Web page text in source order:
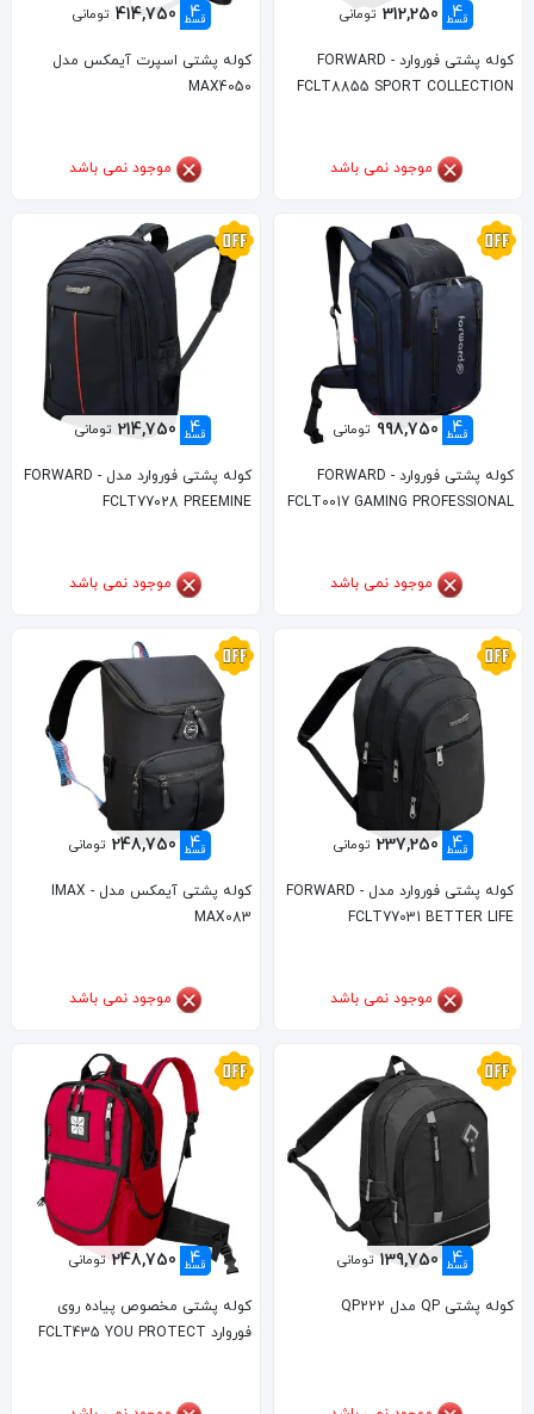
4
قسط 312,250 تومانی
کوله پشتی فوروارد FORWARD -
FCLT8855 SPORT COLLECTION
موجود نمی باشد
4
قسط 414,750 تومانی
کوله پشتی اسپرت آیمکس مدل
MAX4050
موجود نمی باشد
4
قسط 998,750 تومانی
کوله پشتی فوروارد FORWARD -
FCLT0017 GAMING PROFESSIONAL
موجود نمی باشد
4
قسط 214,750 تومانی
کوله پشتی فوروارد مدل FORWARD -
FCLT77028 PREEMINE
موجود نمی باشد
4
قسط 237,250 تومانی
کوله پشتی فوروارد مدل FORWARD -
FCLT77031 BETTER LIFE
موجود نمی باشد
4
قسط 248,750 تومانی
کوله پشتی آیمکس مدل IMAX -
MAX083
موجود نمی باشد
4
قسط 139,750 تومانی
کوله پشتی QP مدل QP222
4
قسط 248,750 تومانی
کوله پشتی مخصوص پیاده روی
فوروارد FCLT435 YOU PROTECT